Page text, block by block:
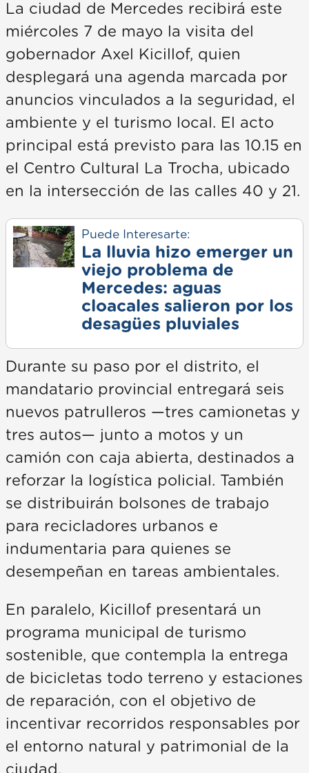
La ciudad de Mercedes recibirá este
miércoles 7 de mayo la visita del
gobernador Axel Kicillof, quien
desplegará una agenda marcada por
anuncios vinculados a la seguridad, el
ambiente y el turismo local. El acto
principal está previsto para las 10.15 en
el Centro Cultural La Trocha, ubicado
en la intersección de las calles 40 y 21.
Puede Interesarte:
La lluvia hizo emerger un
viejo problema de
Mercedes: aguas
cloacales salieron por los
desagües pluviales
Durante su paso por el distrito, el
mandatario provincial entregará seis
nuevos patrulleros —tres camionetas y
tres autos— junto a motos y un
camión con caja abierta, destinados a
reforzar la logística policial. También
se distribuirán bolsones de trabajo
para recicladores urbanos e
indumentaria para quienes se
desempeñan en tareas ambientales.
En paralelo, Kicillof presentará un
programa municipal de turismo
sostenible, que contempla la entrega
de bicicletas todo terreno y estaciones
de reparación, con el objetivo de
incentivar recorridos responsables por
el entorno natural y patrimonial de la
ciudad.